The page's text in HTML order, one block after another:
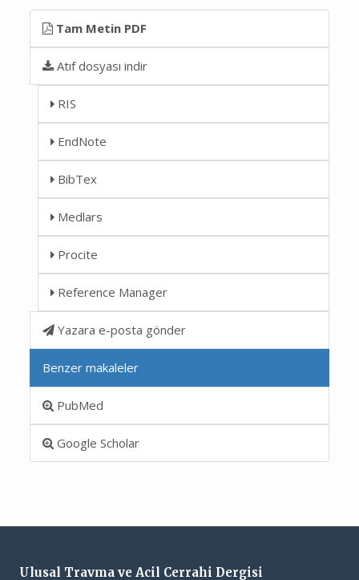
Tam Metin PDF
Atıf dosyası indir
RIS
EndNote
BibTex
Medlars
Procite
Reference Manager
Yazara e-posta gönder
Benzer makaleler
PubMed
Google Scholar
Ulusal Travma ve Acil Cerrahi Dergisi